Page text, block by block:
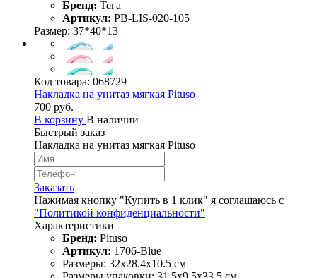
Бренд: Тега
Артикул: PB-LIS-020-105
Размер: 37*40*13
Код товара: 068729
Накладка на унитаз мягкая Pituso
700 руб.
В корзину В наличии
Быстрый заказ
Накладка на унитаз мягкая Pituso
Заказать
Нажимая кнопку "Купить в 1 клик" я соглашаюсь с
"Политикой конфиденциальности"
Характеристики
Бренд: Pituso
Артикул: 1706-Blue
Размеры: 32х28.4х10.5 см